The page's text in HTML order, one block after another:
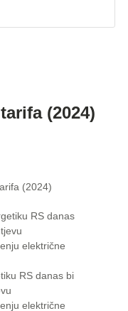
(2024)
(2024)
RS danas bi
električne